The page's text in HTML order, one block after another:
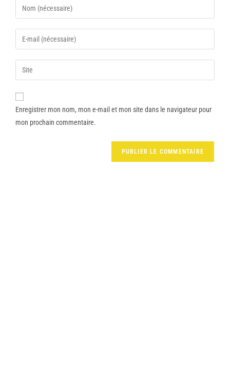
Enregistrer mon nom, mon e-mail et mon site dans le navigateur pour
mon prochain commentaire.